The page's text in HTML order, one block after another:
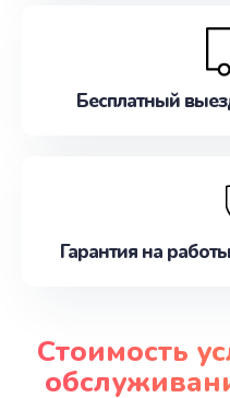
Бесплатный
Гарантия на
Стоимость